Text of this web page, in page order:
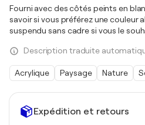
Expédition et retours
Fourni avec des côtés peints en
savoir si vous préférez une couleur
suspendu sans cadre si vous le
Description traduite
Acrylique Paysage Nature